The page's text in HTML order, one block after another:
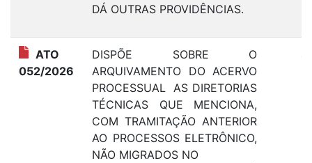
DÁ OUTRAS PROVIDÊNCIAS.
ATO
052/2026
DISPÕE SOBRE O
ARQUIVAMENTO DO ACERVO
PROCESSUAL AS DIRETORIAS
TÉCNICAS QUE MENCIONA,
COM TRAMITAÇÃO ANTERIOR
AO PROCESSOS ELETRÔNICO,
NÃO MIGRADOS NO